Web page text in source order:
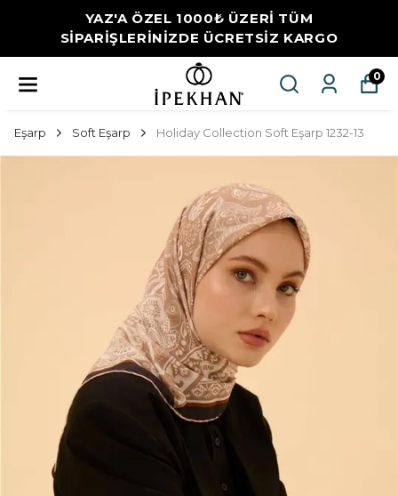
YAZ'A ÖZEL 1000₺ ÜZERİ TÜM
SİPARİŞLERİNİZDE ÜCRETSİZ KARGO
0
Eşarp Soft Eşarp Holiday Collection Soft Eşarp 1232-13